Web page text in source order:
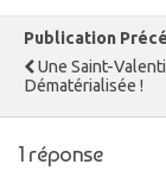
Publication
Une Saint-
Dématérialisée !
1 réponse